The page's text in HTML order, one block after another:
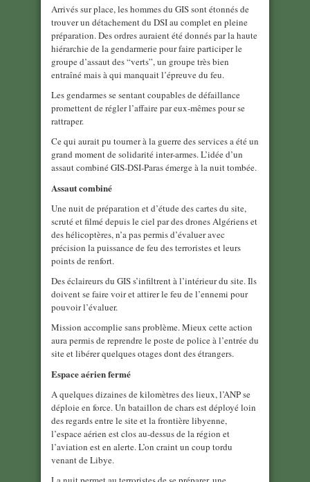
Arrivés sur place, les hommes du GIS sont étonnés de
trouver un détachement du DSI au complet en pleine
préparation. Des ordres auraient été donnés par la haute
hiérarchie de la gendarmerie pour faire participer le
groupe d’assaut des “verts”, un groupe très bien
entraîné mais à qui manquait l’épreuve du feu.
Les gendarmes se sentant coupables de défaillance
promettent de régler l’affaire par eux-mêmes pour se
rattraper.
Ce qui aurait pu tourner à la guerre des services a été un
grand moment de solidarité inter-armes. L’idée d’un
assaut combiné GIS-DSI-Paras émerge à la nuit tombée.
Assaut combiné
Une nuit de préparation et d’étude des cartes du site,
scruté et filmé depuis le ciel par des drones Algériens et
des hélicoptères, n’a pas permis d’évaluer avec
précision la puissance de feu des terroristes et leurs
points de renfort.
Des éclaireurs du GIS s’infiltrent à l’intérieur du site. Ils
doivent se faire voir et attirer le feu de l’ennemi pour
pouvoir l’évaluer.
Mission accomplie sans problème. Mieux cette action
aura permis de reprendre le poste de police à l’entrée du
site et libérer quelques otages dont des étrangers.
Espace aérien fermé
A quelques dizaines de kilomètres des lieux, l’ANP se
déploie en force. Un bataillon de chars est déployé loin
des regards entre le site et la frontière libyenne,
l’espace aérien est clos au-dessus de la région et
l’aviation est en alerte. L’on craint un coup tordu
venant de Libye.